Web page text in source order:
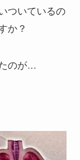
ついているの
か？
のが…